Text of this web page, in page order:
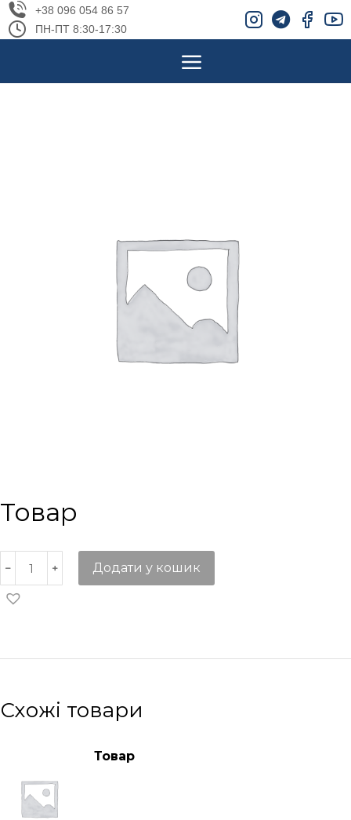
+38 096 054 86 57
ПН-ПТ 8:30-17:30
Товар
Додати у кошик
Схожі товари
Товар